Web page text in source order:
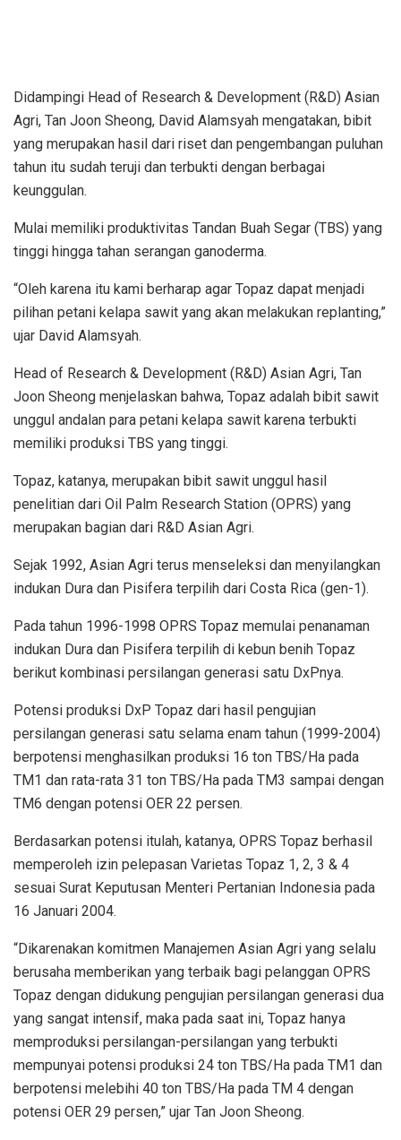
Didampingi Head of Research & Development (R&D) Asian
Agri, Tan Joon Sheong, David Alamsyah mengatakan, bibit
yang merupakan hasil dari riset dan pengembangan puluhan
tahun itu sudah teruji dan terbukti dengan berbagai
keunggulan.
Mulai memiliki produktivitas Tandan Buah Segar (TBS) yang
tinggi hingga tahan serangan ganoderma.
“Oleh karena itu kami berharap agar Topaz dapat menjadi
pilihan petani kelapa sawit yang akan melakukan replanting,”
ujar David Alamsyah.
Head of Research & Development (R&D) Asian Agri, Tan
Joon Sheong menjelaskan bahwa, Topaz adalah bibit sawit
unggul andalan para petani kelapa sawit karena terbukti
memiliki produksi TBS yang tinggi.
Topaz, katanya, merupakan bibit sawit unggul hasil
penelitian dari Oil Palm Research Station (OPRS) yang
merupakan bagian dari R&D Asian Agri.
Sejak 1992, Asian Agri terus menseleksi dan menyilangkan
indukan Dura dan Pisifera terpilih dari Costa Rica (gen-1).
Pada tahun 1996-1998 OPRS Topaz memulai penanaman
indukan Dura dan Pisifera terpilih di kebun benih Topaz
berikut kombinasi persilangan generasi satu DxPnya.
Potensi produksi DxP Topaz dari hasil pengujian
persilangan generasi satu selama enam tahun (1999-2004)
berpotensi menghasilkan produksi 16 ton TBS/Ha pada
TM1 dan rata-rata 31 ton TBS/Ha pada TM3 sampai dengan
TM6 dengan potensi OER 22 persen.
Berdasarkan potensi itulah, katanya, OPRS Topaz berhasil
memperoleh izin pelepasan Varietas Topaz 1, 2, 3 & 4
sesuai Surat Keputusan Menteri Pertanian Indonesia pada
16 Januari 2004.
“Dikarenakan komitmen Manajemen Asian Agri yang selalu
berusaha memberikan yang terbaik bagi pelanggan OPRS
Topaz dengan didukung pengujian persilangan generasi dua
yang sangat intensif, maka pada saat ini, Topaz hanya
memproduksi persilangan-persilangan yang terbukti
mempunyai potensi produksi 24 ton TBS/Ha pada TM1 dan
berpotensi melebihi 40 ton TBS/Ha pada TM 4 dengan
potensi OER 29 persen,” ujar Tan Joon Sheong.